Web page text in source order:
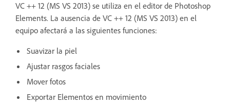
VC ++ 12 (MS VS 2013) se utiliza en el editor de Photoshop
Elements. La ausencia de VC ++ 12 (MS VS 2013) en el
equipo afectará a las siguientes funciones:
Suavizar la piel
Ajustar rasgos faciales
Mover fotos
Exportar Elementos en movimiento